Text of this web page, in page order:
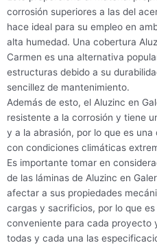
corrosión superiores a las del
hace ideal para su empleo en
alta humedad. Una cobertura
Carmen es una alternativa
estructuras debido a su
sencillez de mantenimiento.
Además de esto, el Aluzinc en
resistente a la corrosión y tiene
y a la abrasión, por lo que es
con condiciones climáticas
Es importante tomar en
de las láminas de Aluzinc en
afectar a sus propiedades
cargas y sacrificios, por lo que
conveniente para cada proyecto
todas y cada una las